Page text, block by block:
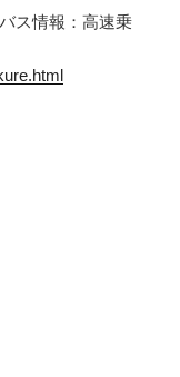
ス情報：高速乗